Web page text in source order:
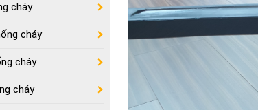
cháy
cháy
cháy
cháy